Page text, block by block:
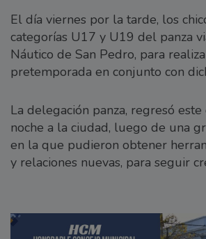
El día viernes por la tarde, los
categorías U17 y U19 del panza
Náutico de San Pedro, para
pretemporada en conjunto con
La delegación panza, regresó
noche a la ciudad, luego de una
en la que pudieron obtener
y relaciones nuevas, para seguir